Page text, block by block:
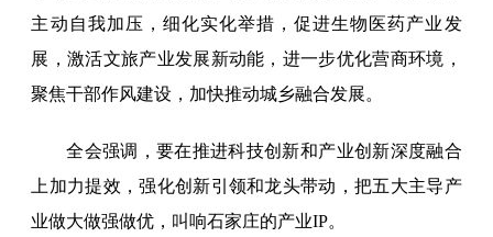
主动自我加压，细化实化举措，促进生物医药产业发
展，激活文旅产业发展新动能，进一步优化营商环境，
聚焦干部作风建设，加快推动城乡融合发展。
全会强调，要在推进科技创新和产业创新深度融合
上加力提效，强化创新引领和龙头带动，把五大主导产
业做大做强做优，叫响石家庄的产业IP。